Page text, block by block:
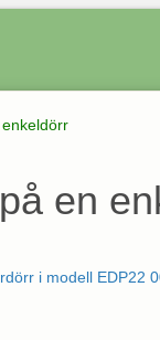
en
i modell EDP22